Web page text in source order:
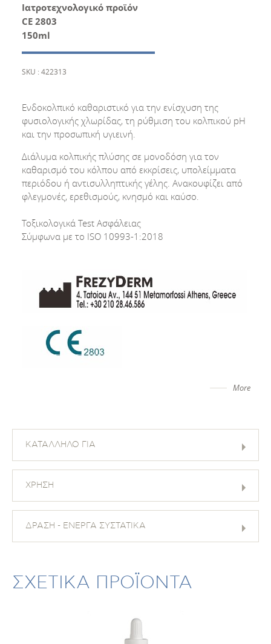
Ιατροτεχνολογικό προϊόν
CE 2803
150ml
SKU : 422313
Ενδοκολπικό καθαριστικό για την ενίσχυση της
φυσιολογικής χλωρίδας, τη ρύθμιση του κολπικού pΗ
και την προσωπική υγιεινή.
Διάλυμα κολπικής πλύσης σε μονοδόση για τον
καθαρισμό του κόλπου από εκκρίσεις, υπολείμματα
περιόδου ή αντισυλληπτικής γέλης. Ανακουφίζει από
φλεγμονές, ερεθισμούς, κνησμό και καύσο.
Τοξικολογικά Test Ασφάλειας
Σύμφωνα με το ISO 10993-1:2018
More
ΚΑΤΑΛΛΗΛΟ ΓΙΑ
ΧΡΗΣΗ
ΔΡΑΣΗ - ΕΝΕΡΓΑ ΣΥΣΤΑΤΙΚΑ
ΣΧΕΤΙΚΑ ΠΡΟΪΟΝΤΑ